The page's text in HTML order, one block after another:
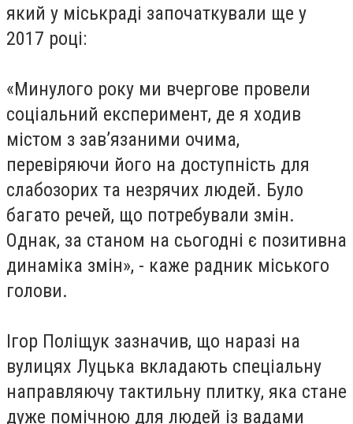
який у міськраді започаткували ще у
2017 році:
«Минулого року ми вчергове провели
соціальний експеримент, де я ходив
містом з зав’язаними очима,
перевіряючи його на доступність для
слабозорих та незрячих людей. Було
багато речей, що потребували змін.
Однак, за станом на сьогодні є позитивна
динаміка змін», - каже радник міського
голови.
Ігор Поліщук зазначив, що наразі на
вулицях Луцька вкладають спеціальну
направляючу тактильну плитку, яка стане
дуже помічною для людей із вадами